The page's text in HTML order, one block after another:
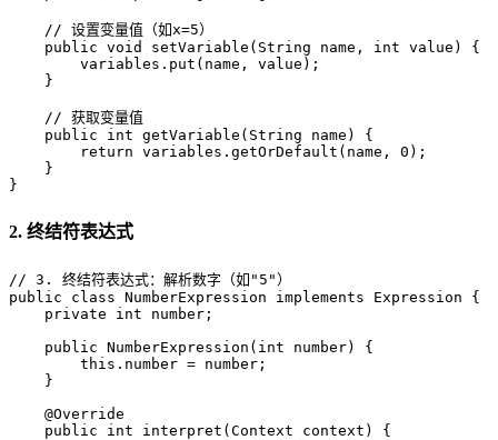
// 设置变量值（如x=5）
public void setVariable (String name, int value)
{
        variables.put(name, value);
    }
// 获取变量值
public
int getVariable (String name)
{
return variables.getOrDefault(name, 0 );
    }
}
2. 终结符表达式
// 3. 终结符表达式：解析数字（如"5"）
public
class NumberExpression implements Expression {
private
int number;
public NumberExpression ( int number)
{
this .number = number;
    }
@Override
public
int interpret (Context context)
{